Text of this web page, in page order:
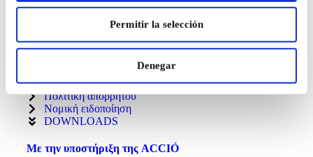
Permitir la selección
Denegar
C/ Can Sellarés, 12-14-16 08740 Sant Andreu de la Barca
Πολιτική Cookie
Πολιτική απορρήτου
Νομική ειδοποίηση
DOWNLOADS
Με την υποστήριξη της ACCIÓ